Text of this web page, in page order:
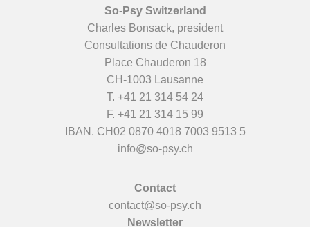
So-Psy Switzerland
Charles Bonsack, president
Consultations de Chauderon
Place Chauderon 18
CH-1003 Lausanne
T. +41 21 314 54 24
F. +41 21 314 15 99
IBAN. CH02 0870 4018 7003 9513 5
info@so-psy.ch
Contact
contact@so-psy.ch
Newsletter